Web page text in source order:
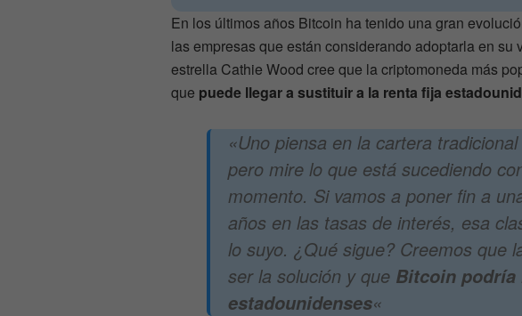
En los últimos años Bitcoin ha tenido una gran
las empresas que están considerando adoptarla en
estrella Cathie Wood cree que la criptomoneda más
que puede llegar a sustituir a la renta fija
«Uno piensa en la cartera
pero mire lo que está sucediendo
momento. Si vamos a poner fin a
años en las tasas de interés, esa
lo suyo. ¿Qué sigue? Creemos que
ser la solución y que Bitcoin podría
estadounidenses«